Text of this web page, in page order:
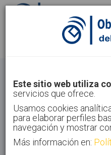
Home Sectors Others
Este sitio web utiliza
servicios que ofrece.
Usamos cookies
para elaborar perfiles
navegación y mostrar
Más información en:
ASSOCIATED